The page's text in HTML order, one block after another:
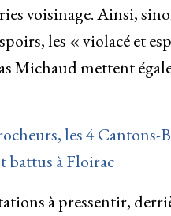
voisinage. Ainsi,
les « violacé et
Michaud mettent
les 4
battus à Floirac
à pressentir,